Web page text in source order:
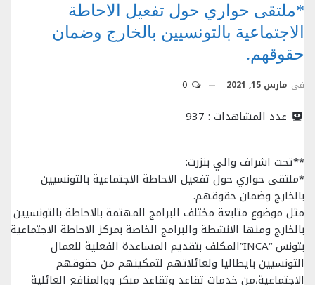
*ملتقى حواري حول تفعيل الاحاطة
الاجتماعية بالتونسيين بالخارج وضمان
حقوقهم.
في مارس 15, 2021
عدد المشاهدات : 937
**تحت اشراف والي بنزرت:
*ملتقى حواري حول تفعيل الاحاطة الاجتماعية بالتونسيين
بالخارج وضمان حقوقهم.
مثل موضوع متابعة مختلف البرامج المهتمة بالاحاطة بالتونسيين
بالخارج ومنها الانشطة والبرامج الخاصة بمركز الاحاطة الاجتماعية
بتونس “INCA”المكلف بتقديم المساعدة الفعلية للعمال
التونسيين بايطاليا ولعائلاتهم لتمكينهم من حقوقهم
الاجتماعية،من خدمات تقاعد وتقاعد مبكر ووالمنافع العائلية